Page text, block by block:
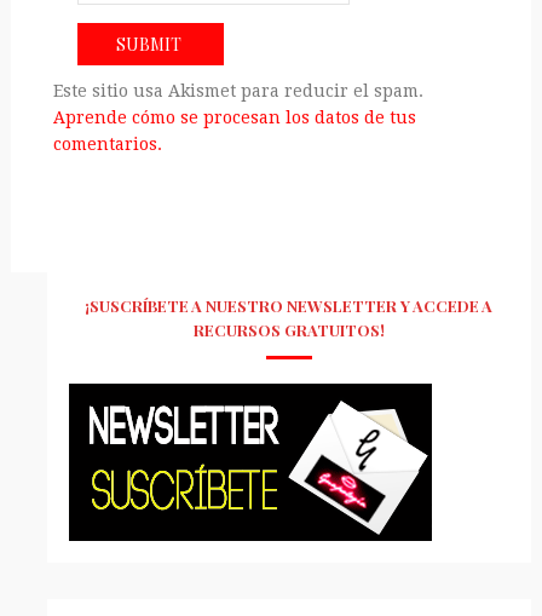
Este sitio usa Akismet para reducir el spam.
Aprende cómo se procesan los datos de tus
comentarios.
¡SUSCRÍBETE A NUESTRO NEWSLETTER Y ACCEDE A
RECURSOS GRATUITOS!